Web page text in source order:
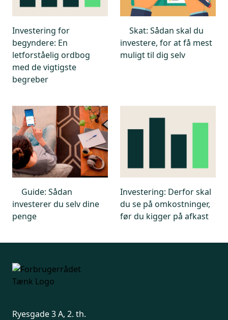
Investering for
begyndere: En
letforståelig ordbog
med de vigtigste
begreber
Skat: Sådan skal du
investere, for at få mest
muligt til dig selv
Guide: Sådan
investerer du selv dine
penge
Investering: Derfor skal
du se på omkostninger,
før du kigger på afkast
Ryesgade 3 A, 2. th.